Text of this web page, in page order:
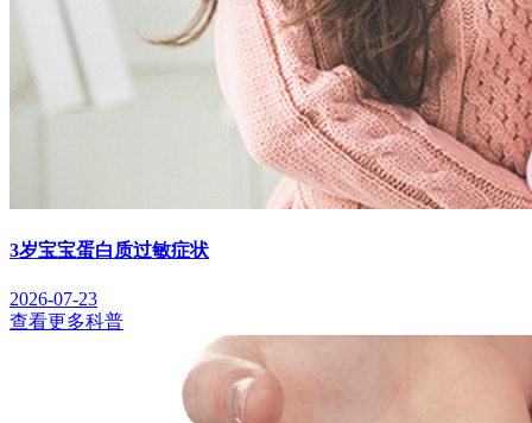
3岁宝宝蛋白质过敏症状
2026-07-23
查看更多科普